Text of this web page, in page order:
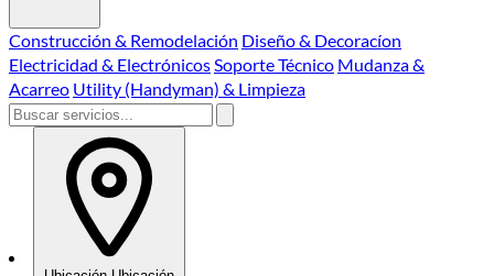
Construcción & Remodelación Diseño & Decoracíon
Electricidad & ElectrónicosSoporte Técnico Mudanza &
Acarreo Utility (Handyman) & Limpieza